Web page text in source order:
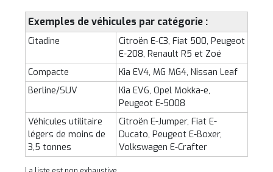
Exemples de véhicules par catégorie :
Citadine
Citroën E-C3, Fiat 500, Peugeot
E-208, Renault R5 et Zoé
Compacte
Kia EV4, MG MG4, Nissan Leaf
Berline/SUV
Kia EV6, Opel Mokka-e,
Peugeot E-5008
Véhicules utilitaire
légers de moins de
3,5 tonnes
Citroën E-Jumper, Fiat E-
Ducato, Peugeot E-Boxer,
Volkswagen E-Crafter